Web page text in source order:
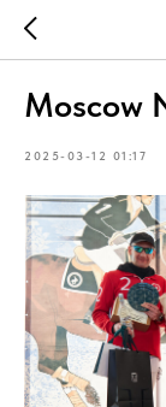
Moscow
2025-03-12 01:17